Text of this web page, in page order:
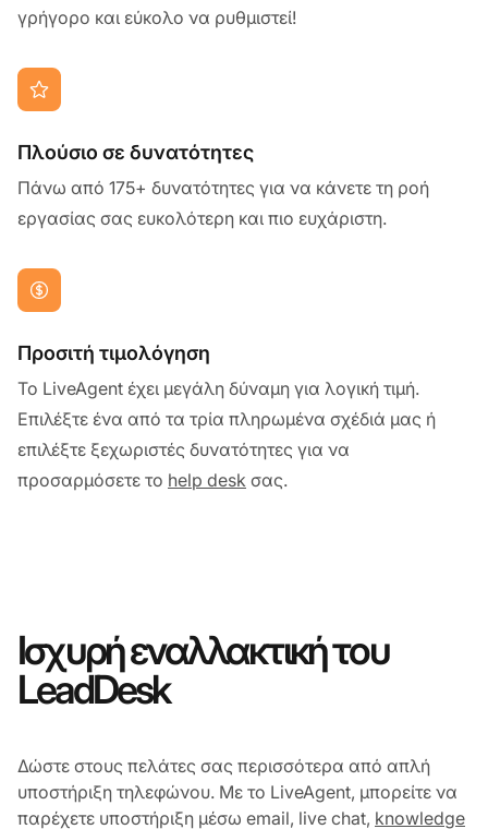
γρήγορο και εύκολο να ρυθμιστεί!
Πλούσιο σε δυνατότητες
Πάνω από 175+ δυνατότητες για να κάνετε τη ροή
εργασίας σας ευκολότερη και πιο ευχάριστη.
Προσιτή τιμολόγηση
Το LiveAgent έχει μεγάλη δύναμη για λογική τιμή.
Επιλέξτε ένα από τα τρία πληρωμένα σχέδιά μας ή
επιλέξτε ξεχωριστές δυνατότητες για να
προσαρμόσετε το help desk σας.
Ισχυρή εναλλακτική του
LeadDesk
Δώστε στους πελάτες σας περισσότερα από απλή
υποστήριξη τηλεφώνου. Με το LiveAgent, μπορείτε να
παρέχετε υποστήριξη μέσω email, live chat, knowledge